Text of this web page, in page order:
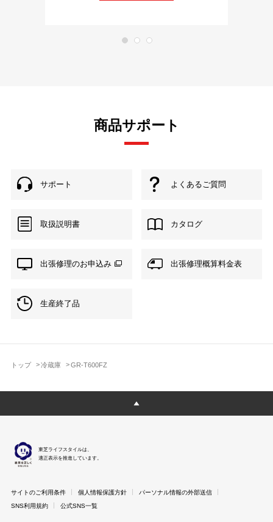
トップ 冷蔵庫 GR-T600FZ
商品サポート
サポート よくあるご質問
取扱説明書 カタログ
出張修理のお申込み 出張修理概算料金表
生産終了品
東芝ライフスタイルは、
適正表示を推進しています。
サイトのご利用条件 個人情報保護方針
パーソナル情報の外部送信
SNS利用規約
公式SNS一覧